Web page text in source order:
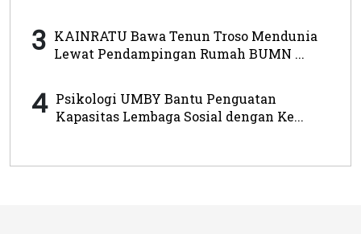
3 KAINRATU Bawa Tenun Troso Mendunia
Lewat Pendampingan Rumah BUMN ...
4 Psikologi UMBY Bantu Penguatan
Kapasitas Lembaga Sosial dengan Ke...